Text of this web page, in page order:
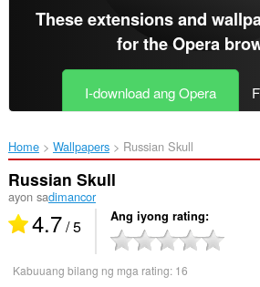
These extensions and
for theOpera
I-download ang Opera
Home Wallpapers Russian Skull‎
Russian Skull
ayon sadimancor
4.7/ 5 Ang iyong rating
Kabuuang bilang ng mga rating: 16